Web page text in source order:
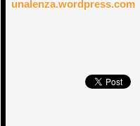
unalenza.wordpress.com